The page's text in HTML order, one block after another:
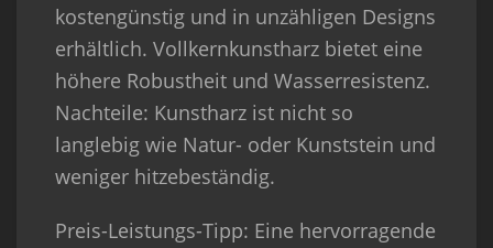
kostengünstig und in unzähligen Designs
erhältlich. Vollkernkunstharz bietet eine
höhere Robustheit und Wasserresistenz.
Nachteile: Kunstharz ist nicht so
langlebig wie Natur- oder Kunststein und
weniger hitzebeständig.
Preis-Leistungs-Tipp: Eine hervorragende